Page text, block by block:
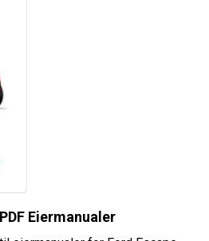
Eiermanualer